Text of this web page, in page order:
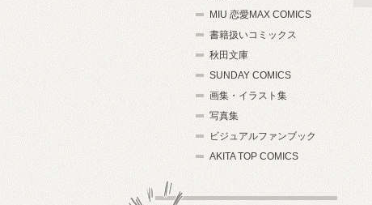
MIU 恋愛MAX COMICS
書籍扱いコミックス
秋田文庫
SUNDAY COMICS
画集・イラスト集
写真集
ビジュアルファンブック
AKITA TOP COMICS